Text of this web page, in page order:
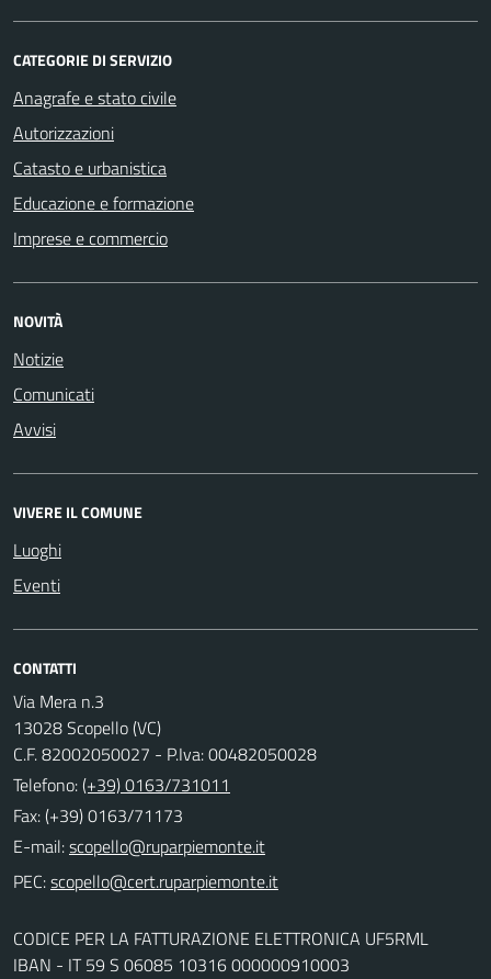
CATEGORIE DI SERVIZIO
Anagrafe e stato civile
Autorizzazioni
Catasto e urbanistica
Educazione e formazione
Imprese e commercio
NOVITÀ
Notizie
Comunicati
Avvisi
VIVERE IL COMUNE
Luoghi
Eventi
CONTATTI
Via Mera n.3
13028 Scopello (VC)
C.F. 82002050027 - P.Iva: 00482050028
Telefono:(+39) 0163/731011
Fax: (+39) 0163/71173
E-mail:
PEC:
CODICE PER LA FATTURAZIONE ELETTRONICA UF5RML
IBAN - IT 59 S 06085 10316 000000910003